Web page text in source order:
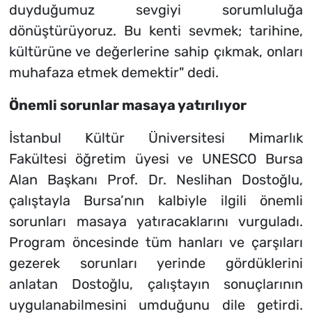
duyduğumuz sevgiyi sorumluluğa
dönüştürüyoruz. Bu kenti sevmek; tarihine,
kültürüne ve değerlerine sahip çıkmak, onları
muhafaza etmek demektir" dedi.
Önemli sorunlar masaya yatırılıyor
İstanbul Kültür Üniversitesi Mimarlık
Fakültesi öğretim üyesi ve UNESCO Bursa
Alan Başkanı Prof. Dr. Neslihan Dostoğlu,
çalıştayla Bursa’nın kalbiyle ilgili önemli
sorunları masaya yatıracaklarını vurguladı.
Program öncesinde tüm hanları ve çarşıları
gezerek sorunları yerinde gördüklerini
anlatan Dostoğlu, çalıştayın sonuçlarının
uygulanabilmesini umduğunu dile getirdi.